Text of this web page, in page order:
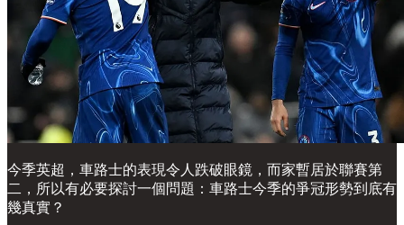
今季英超，車路士的表現令人跌破眼鏡，而家暫居於聯賽第
二，所以有必要探討一個問題：車路士今季的爭冠形勢到底有
幾真實？